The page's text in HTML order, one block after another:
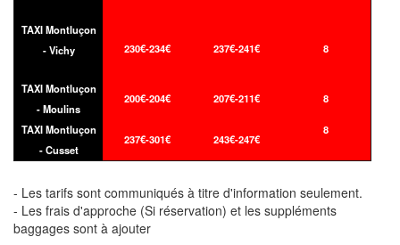
TAXI Montluçon
- Vichy
230€-234€ 237€-241€ 8
TAXI Montluçon
- Moulins
200€-204€ 207€-211€ 8
TAXI Montluçon
- Cusset
237€-301€ 243€-247€
8
- Les tarifs sont communiqués à titre d'information seulement.
- Les frais d'approche (Si réservation) et les suppléments
baggages sont à ajouter